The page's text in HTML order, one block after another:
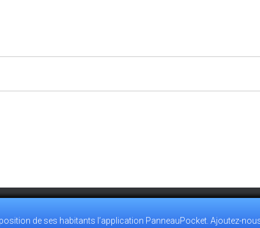
l'utilisation de cookies pour sécuriser votre
POLITIQUE DE CONFIDENTIALITÉ
de ses habitants l’application PanneauPocket. Ajoutez-